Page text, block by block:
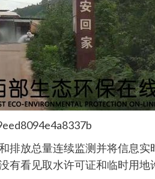
放总量连续监测并将信息实
看见取水许可证和临时用